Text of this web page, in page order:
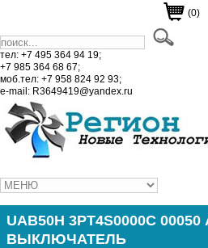
(0)
тел: +7 495 364 94 19;
+7 985 364 68 67;
моб.тел: +7 958 824 92 93;
e-mail: R3649419@yandex.ru
UAB50H 3PT4S0000C
ВЫКЛЮЧАТЕЛЬ